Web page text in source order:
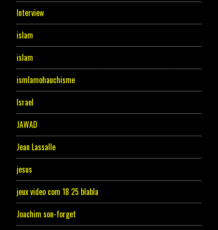
Interview
islam
islam
ismlamohauchisme
Israel
JAWAD
Jean Lassalle
jesus
jeux video com 18 25 blabla
Joachim son-forget